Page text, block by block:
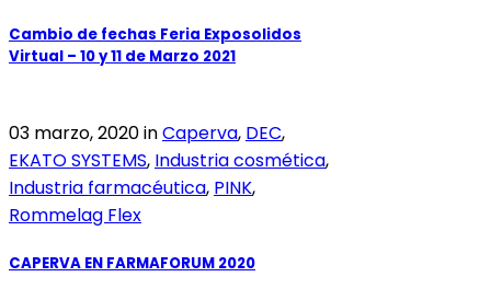
Cambio de fechas Feria Exposolidos
Virtual – 10 y 11 de Marzo 2021
03 marzo, 2020inCaperva, DEC,
EKATO SYSTEMS, Industria cosmética,
Industria farmacéutica, PINK,
Rommelag Flex
CAPERVA EN FARMAFORUM 2020